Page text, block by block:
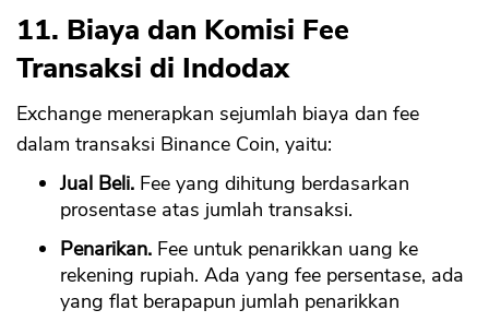
11. Biaya dan Komisi Fee
Transaksi di Indodax
Exchange menerapkan sejumlah biaya dan fee
dalam transaksi Binance Coin, yaitu:
Jual Beli. Fee yang dihitung berdasarkan
prosentase atas jumlah transaksi.
Penarikan. Fee untuk penarikkan uang ke
rekening rupiah. Ada yang fee persentase, ada
yang flat berapapun jumlah penarikkan